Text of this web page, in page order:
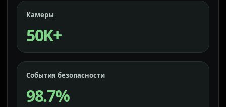
Камеры
50K+
События безопасности
98.7%